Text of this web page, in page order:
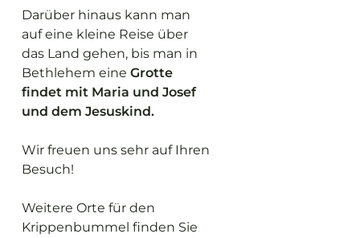
Darüber hinaus kann man
auf eine kleine Reise über
das Land gehen, bis man in
Bethlehem eine Grotte
findet mit Maria und Josef
und dem Jesuskind.
Wir freuen uns sehr auf Ihren
Besuch!
Weitere Orte für den
Krippenbummel finden Sie